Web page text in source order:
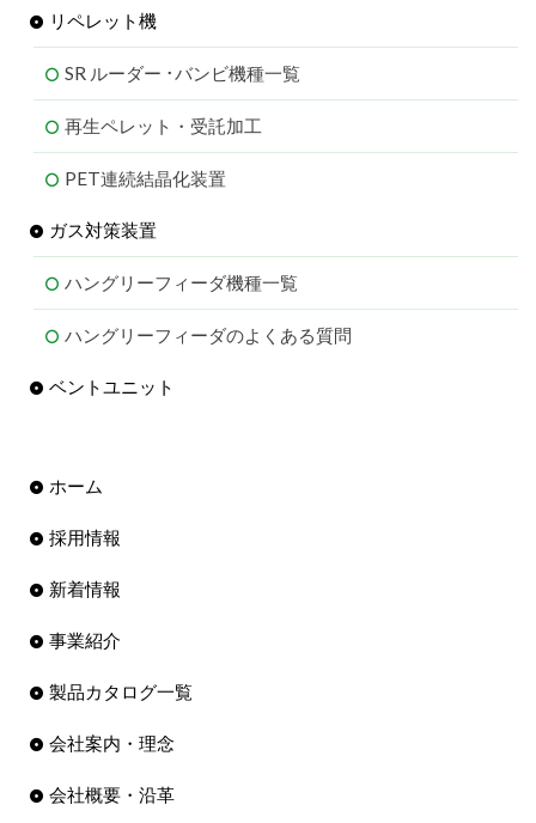
リペレット機
SR ルーダー ･バンビ機種一覧
再生ペレット・受託加工
PET連続結晶化装置
ガス対策装置
ハングリーフィーダ機種一覧
ハングリーフィーダのよくある質問
ベントユニット
ホーム
採用情報
新着情報
事業紹介
製品カタログ一覧
会社案内・理念
会社概要・沿革